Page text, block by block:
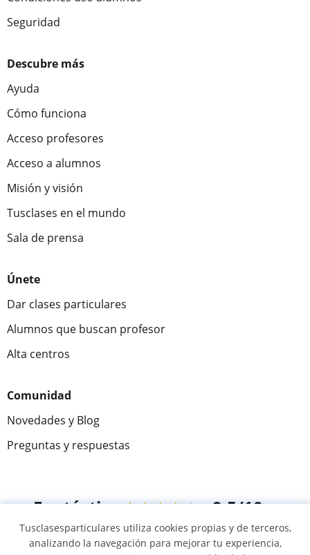
Seguridad
Descubre más
Ayuda
Cómo funciona
Acceso profesores
Acceso a alumnos
Misión y visión
Tusclases en el mundo
Sala de prensa
Únete
Dar clases particulares
Alumnos que buscan profesor
Alta centros
Comunidad
Novedades y Blog
Preguntas y respuestas
Fantástica★★★★★ 9,5/10
305915 opiniones de alumnos
Tusclasesparticulares utiliza cookies propias y de terceros,
analizando la navegación para mejorar tu experiencia,